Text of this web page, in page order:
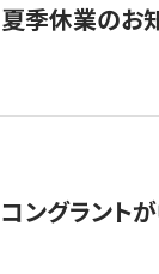
夏季休業のお
コングラント